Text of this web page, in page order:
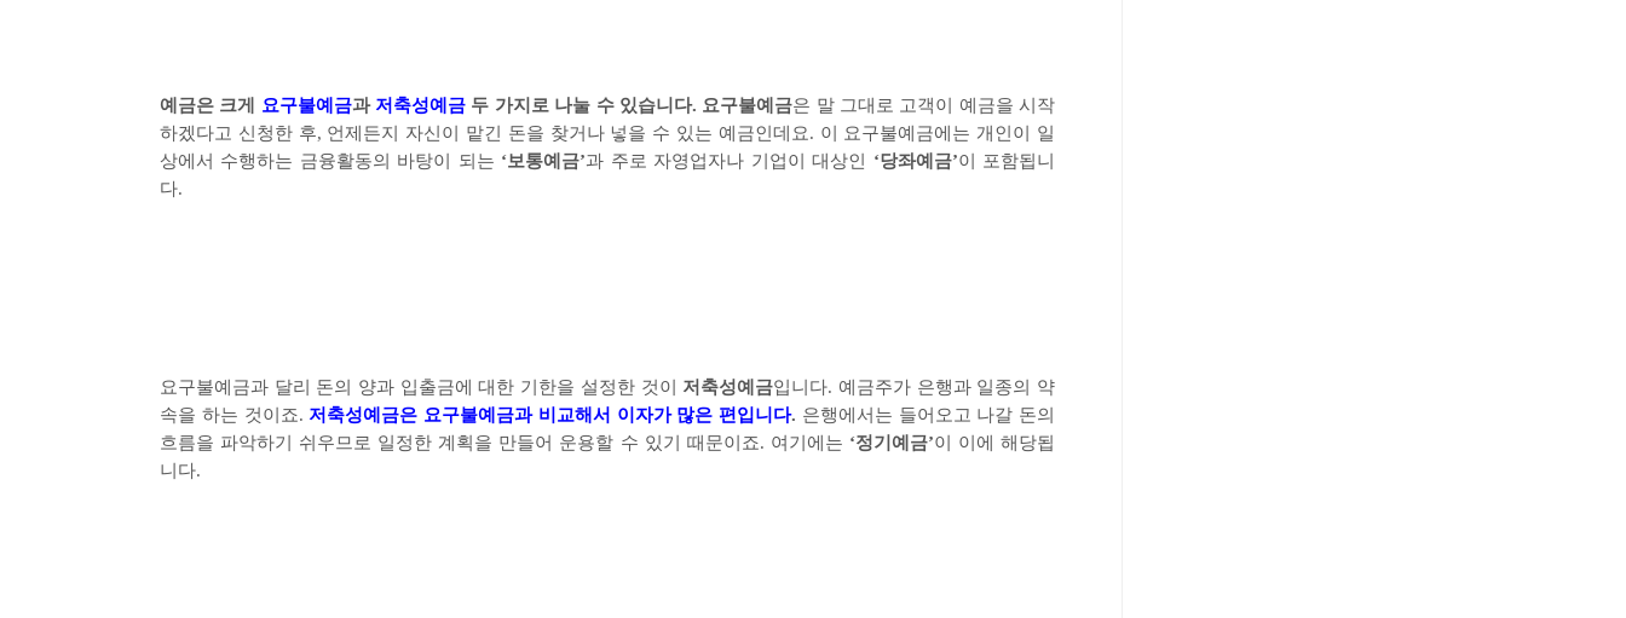
예금은 크게 요구불예금과 저축성예금 두 가지로 나눌 수 있습니다. 요구불예금은 말 그대로 고객이 예금을 시작
하겠다고 신청한 후, 언제든지 자신이 맡긴 돈을 찾거나 넣을 수 있는 예금인데요. 이 요구불예금에는 개인이 일
상에서 수행하는 금융활동의 바탕이 되는 ‘보통예금’과 주로 자영업자나 기업이 대상인 ‘당좌예금’이 포함됩니
다.
요구불예금과 달리 돈의 양과 입출금에 대한 기한을 설정한 것이 저축성예금입니다. 예금주가 은행과 일종의 약
속을 하는 것이죠. 저축성예금은 요구불예금과 비교해서 이자가 많은 편입니다. 은행에서는 들어오고 나갈 돈의
흐름을 파악하기 쉬우므로 일정한 계획을 만들어 운용할 수 있기 때문이죠. 여기에는 ‘정기예금’이 이에 해당됩
니다.